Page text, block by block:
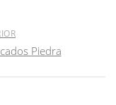
Piedra